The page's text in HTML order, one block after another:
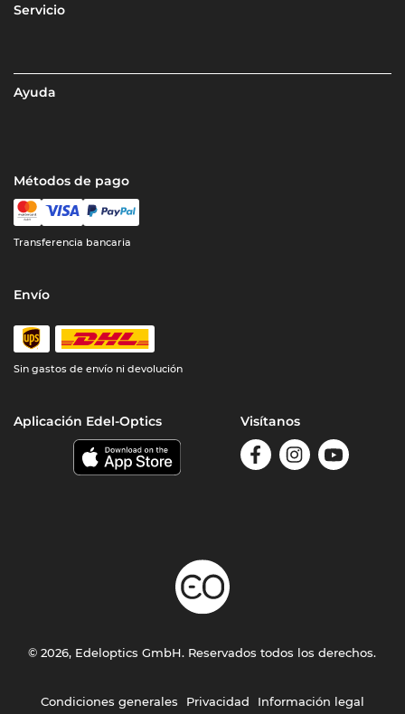
Servicio
Ayuda
Métodos de pago
Transferencia bancaria
Envío
Sin gastos de envío ni devolución
Aplicación Edel-Optics Visítanos
Condiciones generales Privacidad Información legal
© 2026, Edeloptics GmbH. Reservados todos los derechos.